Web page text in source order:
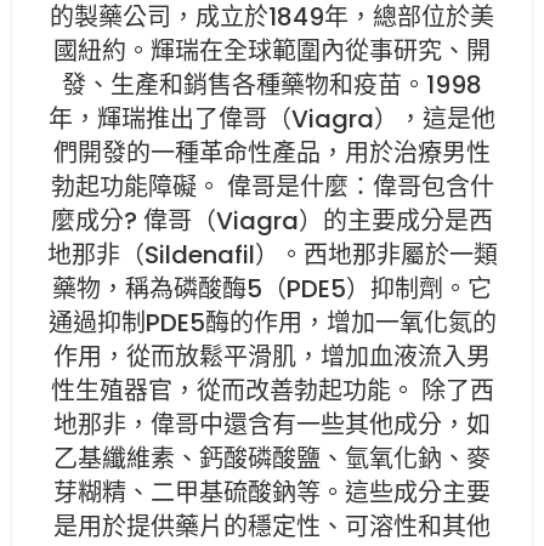
的製藥公司，成立於1849年，總部位於美
國紐約。輝瑞在全球範圍內從事研究、開
發、生產和銷售各種藥物和疫苗。1998
年，輝瑞推出了偉哥（Viagra），這是他
們開發的一種革命性產品，用於治療男性
勃起功能障礙。 偉哥是什麼：偉哥包含什
麼成分? 偉哥（Viagra）的主要成分是西
地那非（Sildenafil）。西地那非屬於一類
藥物，稱為磷酸酶5（PDE5）抑制劑。它
通過抑制PDE5酶的作用，增加一氧化氮的
作用，從而放鬆平滑肌，增加血液流入男
性生殖器官，從而改善勃起功能。 除了西
地那非，偉哥中還含有一些其他成分，如
乙基纖維素、鈣酸磷酸鹽、氫氧化鈉、麥
芽糊精、二甲基硫酸鈉等。這些成分主要
是用於提供藥片的穩定性、可溶性和其他